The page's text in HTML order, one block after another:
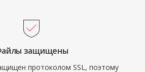
защищены
протоколом SSL, поэтому